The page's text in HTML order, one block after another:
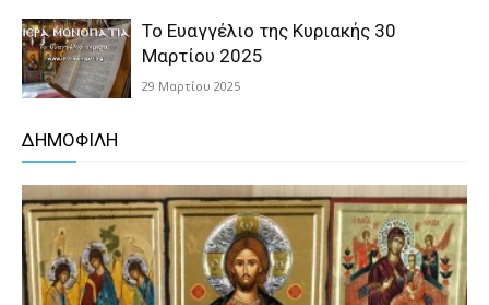
Το Ευαγγέλιο της Κυριακής 30
Μαρτίου 2025
29 Μαρτίου 2025
ΔΗΜΟΦΙΛΗ